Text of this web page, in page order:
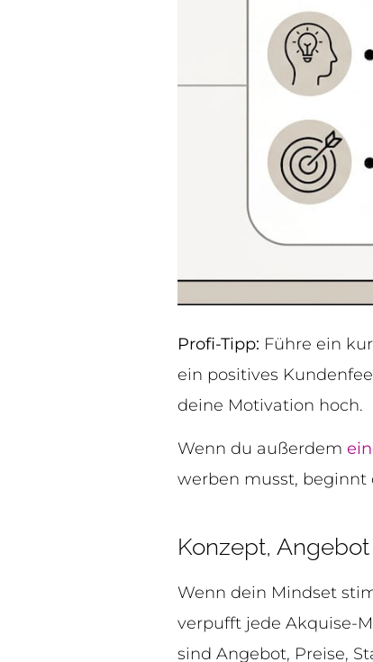
Profi-Tipp: Führe ein
ein positives
deine Motivation hoch.
Wenn du außerdem
werben musst,
Konzept,
Wenn dein Mindset
verpufft jede Akquise-
sind Angebot, Preise,